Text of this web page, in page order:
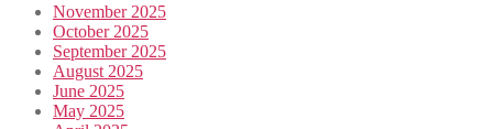
November 2025
October 2025
September 2025
August 2025
June 2025
May 2025